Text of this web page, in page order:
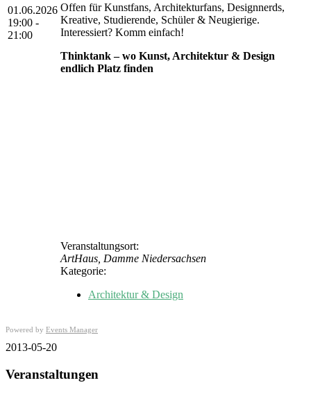
01.06.2026
19:00 -
21:00
Offen für Kunstfans, Architekturfans, Designnerds,
Kreative, Studierende, Schüler & Neugierige.
Interessiert? Komm einfach!
Thinktank – wo Kunst, Architektur & Design
endlich Platz finden
Veranstaltungsort:
ArtHaus, Damme Niedersachsen
Kategorie:
Architektur & Design
Powered by Events Manager
2013-05-20
Veranstaltungen